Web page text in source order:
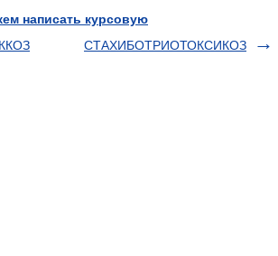
написать курсовую
СТАХИБОТРИОТОКСИКОЗ